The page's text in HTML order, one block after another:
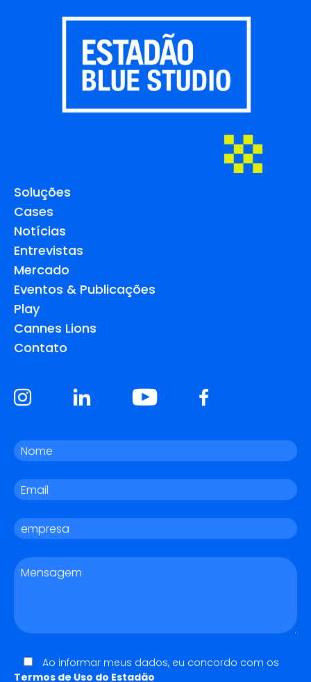
Soluções
Cases
Notícias
Entrevistas
Mercado
Eventos & Publicações
Play
Cannes Lions
Contato
Ao informar meus dados, eu concordo com os
Termos de Uso do Estadão